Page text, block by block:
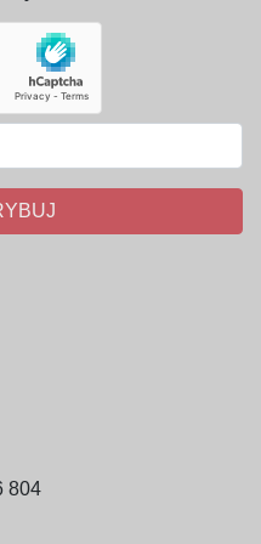
cieczy.
h,
pracy,
win i soków,
bębna,
produkcyjnych,
technologicznymi.
804